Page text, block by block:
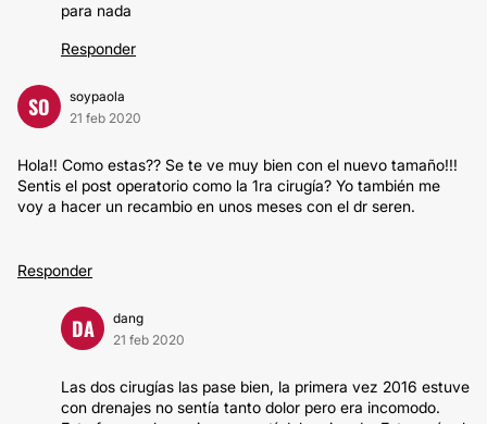
para nada
Responder
SO
soypaola
21 feb 2020
Hola!! Como estas?? Se te ve muy bien con el nuevo tamaño!!!
Sentis el post operatorio como la 1ra cirugía? Yo también me
voy a hacer un recambio en unos meses con el dr seren.
Responder
DA
dang
21 feb 2020
Las dos cirugías las pase bien, la primera vez 2016 estuve
con drenajes no sentía tanto dolor pero era incomodo.